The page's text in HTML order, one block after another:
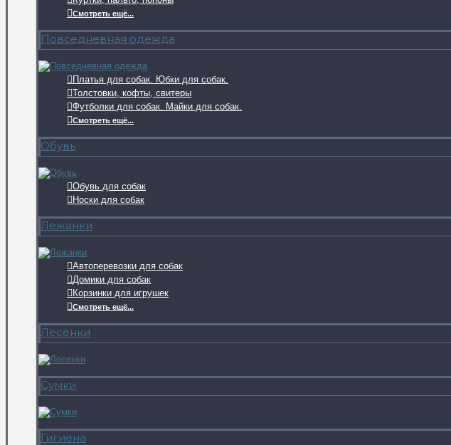
Смотреть ещё...
Повседневная одежда
Платья для собак. Юбки для собак.
Толстовки, кофты, свитеры
Футболки для собак. Майки для собак.
Смотреть ещё...
Обувь
Обувь для собак
Носки для собак
Лежанки
Автоперевозки для собак
Домики для собак
Корзинки для игрушек
Смотреть ещё...
Лесенки
Сумки
Гигиена